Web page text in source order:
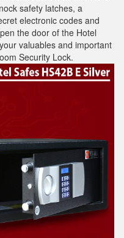
safety latches, a
electronic codes and
the door of the Hotel
valuables and important
Security Lock.